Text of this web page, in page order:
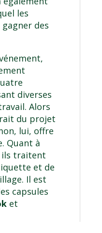
les
des
diverses
Alors
du projet
lui, offre
Quant à
ils traitent
et de
Il est
capsules
et